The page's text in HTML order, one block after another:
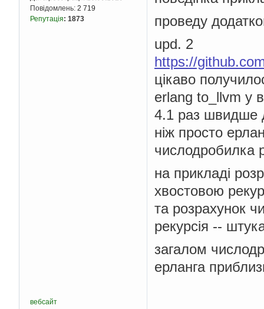
Повідомлень: 2 719
Репутація: 1873
проведу
upd. 2
https://
цікаво
erlang to_llvm у
4.1 раз швидше
ніж просто
на прикладі
хвостовою
та розрахунок
рекурсія --
загалом
ерланга
вебсайт